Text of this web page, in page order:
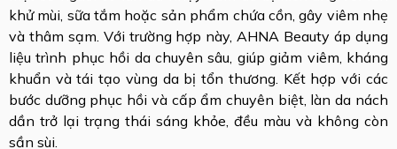
khử mùi, sữa tắm hoặc sản phẩm chứa cồn, gây viêm nhẹ
và thâm sạm. Với trường hợp này, AHNA Beauty áp dụng
liệu trình phục hồi da chuyên sâu, giúp giảm viêm, kháng
khuẩn và tái tạo vùng da bị tổn thương. Kết hợp với các
bước dưỡng phục hồi và cấp ẩm chuyên biệt, làn da nách
dần trở lại trạng thái sáng khỏe, đều màu và không còn
sần sùi.